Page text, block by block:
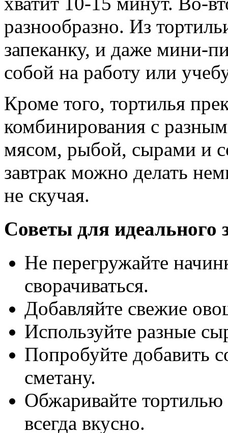
разнообразно. Из
запеканку, и даже мини-
собой на работу или
Кроме того, тортилья
комбинирования с
мясом, рыбой, сырами и
завтрак можно делать
не скучая.
Советы для идеального
Не перегружайте
сворачиваться.
Добавляйте свежие
Используйте разные
Попробуйте добавить
сметану.
Обжаривайте
всегда вкусно.